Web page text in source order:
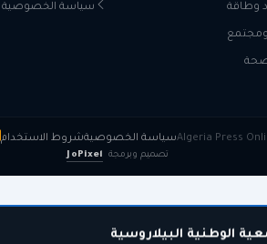
الوطنية البيلاروسية
وطاقة
ومجتمع
سياسة الخصوصية
سياسة الخصوصيةشروط الاستخدام
تصميم وبرمجة JoPixel